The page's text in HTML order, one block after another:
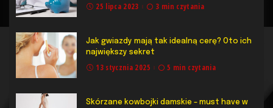
25 lipca 2023 3 min czytania
Jak gwiazdy mają tak idealną cerę? Oto ich
największy sekret
13 stycznia 2025 5 min czytania
Skórzane kowbojki damskie – must have w